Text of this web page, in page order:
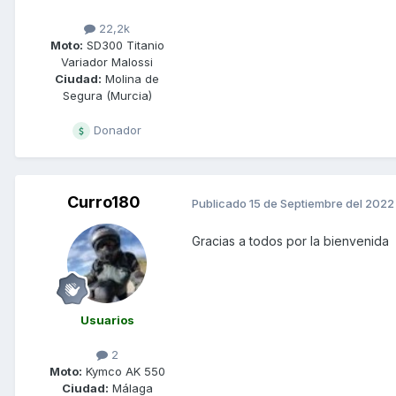
22,2k
Moto: SD300 Titanio
Variador Malossi
Ciudad: Molina de
Segura (Murcia)
Donador
Curro180
Usuarios
2
Moto: Kymco AK 550
Ciudad: Málaga
Publicado 15 de Septiembre del 2022
Gracias a todos por la bienvenida